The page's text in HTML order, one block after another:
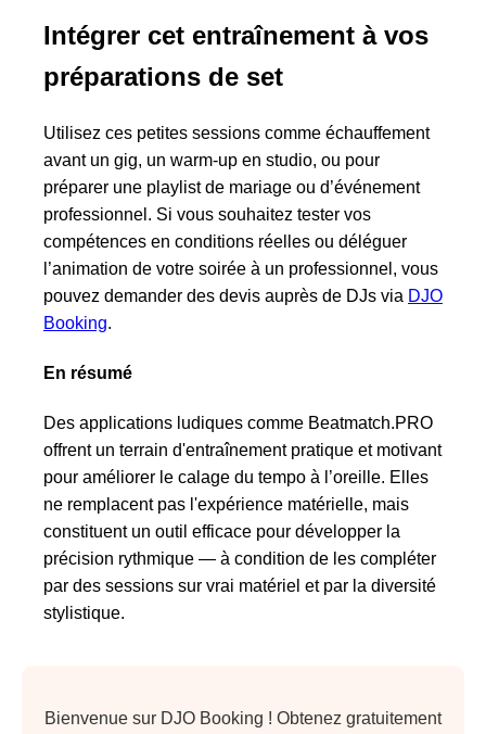
Intégrer cet entraînement à vos
préparations de set
Utilisez ces petites sessions comme échauffement
avant un gig, un warm-up en studio, ou pour
préparer une playlist de mariage ou d’événement
professionnel. Si vous souhaitez tester vos
compétences en conditions réelles ou déléguer
l’animation de votre soirée à un professionnel, vous
pouvez demander des devis auprès de DJs via DJO
Booking.
En résumé
Des applications ludiques comme Beatmatch.PRO
offrent un terrain d'entraînement pratique et motivant
pour améliorer le calage du tempo à l’oreille. Elles
ne remplacent pas l'expérience matérielle, mais
constituent un outil efficace pour développer la
précision rythmique — à condition de les compléter
par des sessions sur vrai matériel et par la diversité
stylistique.
Bienvenue sur DJO Booking ! Obtenez gratuitement